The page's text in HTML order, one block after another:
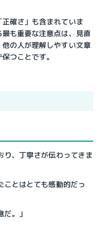
確さ」も含まれていま
も重要な注意点は、見直
の人が理解しやすい文章
つことです。
、丁寧さが伝わってきま
とはとても感動的だっ
。」